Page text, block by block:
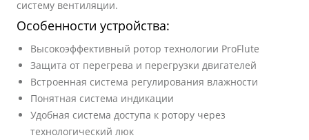
систему вентиляции.
Особенности устройства:
Высокоэффективный ротор технологии ProFlute
Защита от перегрева и перегрузки двигателей
Встроенная система регулирования влажности
Понятная система индикации
Удобная система доступа к ротору через
технологический люк